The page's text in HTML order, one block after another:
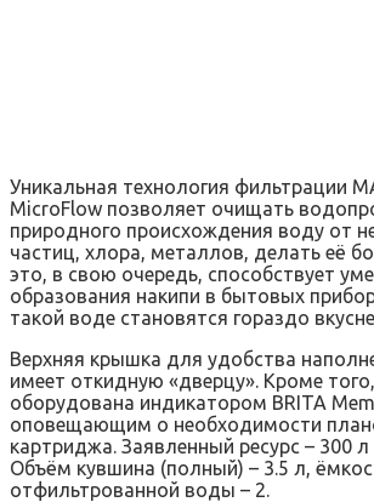
Уникальная технология фильтрации
MicroFlow позволяет очищать
природного происхождения воду от
частиц, хлора, металлов, делать её
это, в свою очередь, способствует
образования накипи в бытовых
такой воде становятся гораздо
Верхняя крышка для удобства
имеет откидную «дверцу». Кроме
оборудована индикатором BRITA
оповещающим о необходимости
картриджа. Заявленный ресурс – 300
Объём кувшина (полный) – 3.5 л,
отфильтрованной воды – 2.